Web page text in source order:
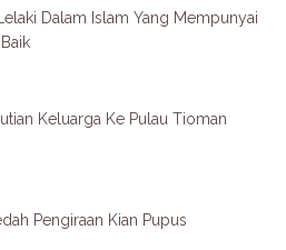
Dalam Islam Yang Mempunyai
Keluarga Ke Pulau Tioman
Pengiraan Kian Pupus